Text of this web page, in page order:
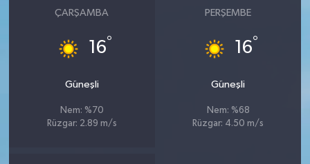
ÇARŞAMBA
16°
Güneşli
Nem: %70
Rüzgar: 2.89 m/s
PERŞEMBE
16°
Güneşli
Nem: %68
Rüzgar: 4.50 m/s